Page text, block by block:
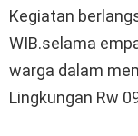
Kegiatan
WIB.selama
warga dalam
Lingkungan Rw